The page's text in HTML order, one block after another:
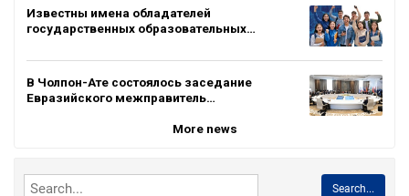
Известны имена обладателей
государственных образовательных…
В Чолпон-Ате состоялось заседание
Евразийского межправитель…
More news
Search...